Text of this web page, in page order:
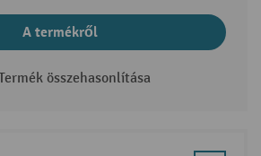
A termékről
összehasonlítása